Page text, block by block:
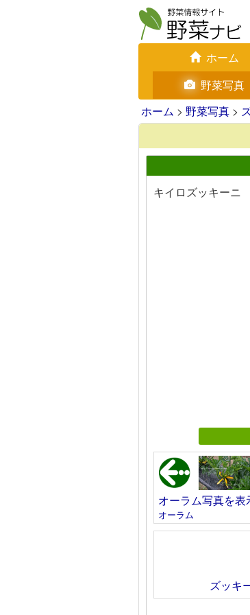
ホーム
野菜写真
ホーム > 野菜写真 >
キイロズッキーニ
オーラム写真を表
オーラム
ズッキ